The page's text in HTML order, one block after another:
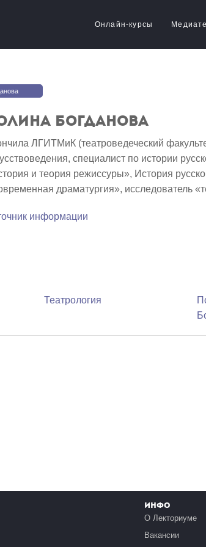
Онлайн-курсы
Богданова
ЛГИТМиК (театроведеческий
специалист по истории
и теория режиссуры», История
драматургия», исследователь
информации
Театрология
Инфо
О Лекториуме
Вакансии